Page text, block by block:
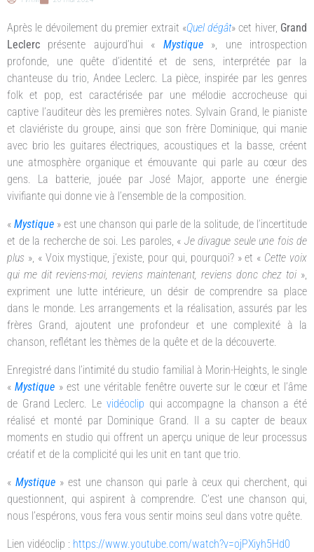
Après le dévoilement du premier extrait «Quel dégât» cet hiver, Grand
Leclerc présente aujourd’hui « Mystique», une introspection
profonde, une quête d’identité et de sens, interprétée par la
chanteuse du trio, Andee Leclerc. La pièce, inspirée par les genres
folk et pop, est caractérisée par une mélodie accrocheuse qui
captive l’auditeur dès les premières notes. Sylvain Grand, le pianiste
et claviériste du groupe, ainsi que son frère Dominique, qui manie
avec brio les guitares électriques, acoustiques et la basse, créent
une atmosphère organique et émouvante qui parle au cœur des
gens. La batterie, jouée par José Major, apporte une énergie
vivifiante qui donne vie à l’ensemble de la composition.
« Mystique » est une chanson qui parle de la solitude, de l’incertitude
et de la recherche de soi. Les paroles, « Je divague seule une fois de
plus », « Voix mystique, j’existe, pour qui, pourquoi? » et « Cette voix
qui me dit reviens-moi, reviens maintenant, reviens donc chez toi »,
expriment une lutte intérieure, un désir de comprendre sa place
dans le monde. Les arrangements et la réalisation, assurés par les
frères Grand, ajoutent une profondeur et une complexité à la
chanson, reflétant les thèmes de la quête et de la découverte.
Enregistré dans l’intimité du studio familial à Morin-Heights, le single
«Mystique » est une véritable fenêtre ouverte sur le cœur et l’âme
de Grand Leclerc. Le vidéoclip qui accompagne la chanson a été
réalisé et monté par Dominique Grand. Il a su capter de beaux
moments en studio qui offrent un aperçu unique de leur processus
créatif et de la complicité qui les unit en tant que trio.
«Mystique » est une chanson qui parle à ceux qui cherchent, qui
questionnent, qui aspirent à comprendre. C’est une chanson qui,
nous l’espérons, vous fera vous sentir moins seul dans votre quête.
Lien vidéoclip : https://www.youtube.com/watch?v=ojPXiyh5Hd0